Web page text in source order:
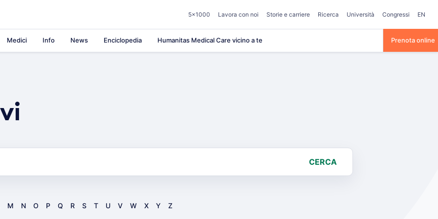
5×1000 Lavora con noi Storie e carriere Ricerca Università Congressi EN
Medici Info News Enciclopedia Humanitas Medical Care vicino a te Prenota online
CERCA
M N O P Q R S T U V W X Y Z